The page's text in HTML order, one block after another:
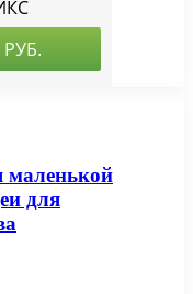
маленькой
для